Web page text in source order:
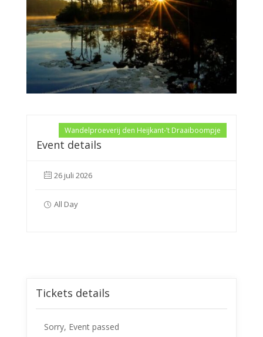
Wandelproeverij den Heijkant-’t Draaiboompje
Event details
26 juli 2026
All Day
Tickets details
Sorry, Event passed